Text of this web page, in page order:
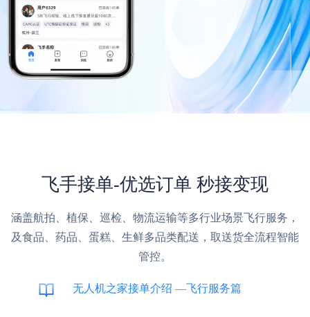
飞手接单-优选订单 秒接变现
涵盖航拍、植保、巡检、物流运输等多行业场景飞行服务，
及食品、药品、蛋糕、生鲜多品类配送，取送货全流程智能
管控。
无人机之家接单介绍 —飞行服务篇